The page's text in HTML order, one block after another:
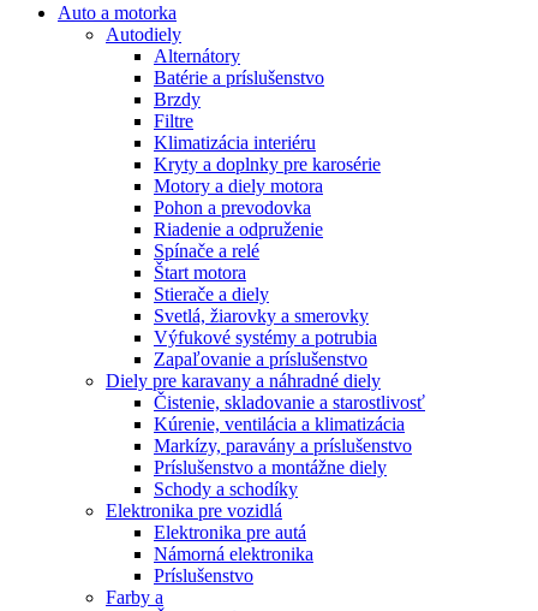
Auto a motorka
Autodiely
Alternátory
Batérie a príslušenstvo
Brzdy
Filtre
Klimatizácia interiéru
Kryty a doplnky pre karosérie
Motory a diely motora
Pohon a prevodovka
Riadenie a odpruženie
Spínače a relé
Štart motora
Stierače a diely
Svetlá, žiarovky a smerovky
Výfukové systémy a potrubia
Zapaľovanie a príslušenstvo
Diely pre karavany a náhradné diely
Čistenie, skladovanie a starostlivosť
Kúrenie, ventilácia a klimatizácia
Markízy, paravány a príslušenstvo
Príslušenstvo a montážne diely
Schody a schodíky
Elektronika pre vozidlá
Elektronika pre autá
Námorná elektronika
Príslušenstvo
Farby a